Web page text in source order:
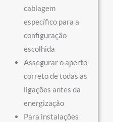
cablagem
específico para a
configuração
escolhida
Assegurar o aperto
correto de todas as
ligações antes da
energização
Para instalações